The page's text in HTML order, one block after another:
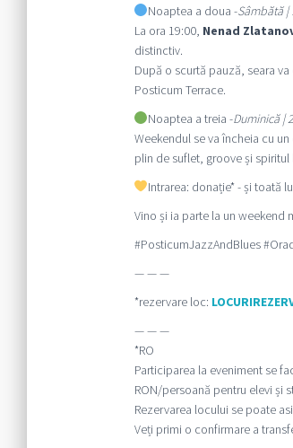
Noaptea a doua -Sâmbătă |
La ora 19:00, Nenad
distinctiv.
După o scurtă pauză, seara
Posticum Terrace.
Noaptea a treia -Duminică |
Weekendul se va încheia cu
plin de suflet, groove și spiritul
Intrarea: donație* - și toată
Vino și ia parte la un weekend
#PosticumJazzAndBlues
— — —
*rezervare loc:
— — —
*RO
Participarea la eveniment se
RON/persoană pentru elevi și
Rezervarea locului se poate
Veți primi o confirmare a